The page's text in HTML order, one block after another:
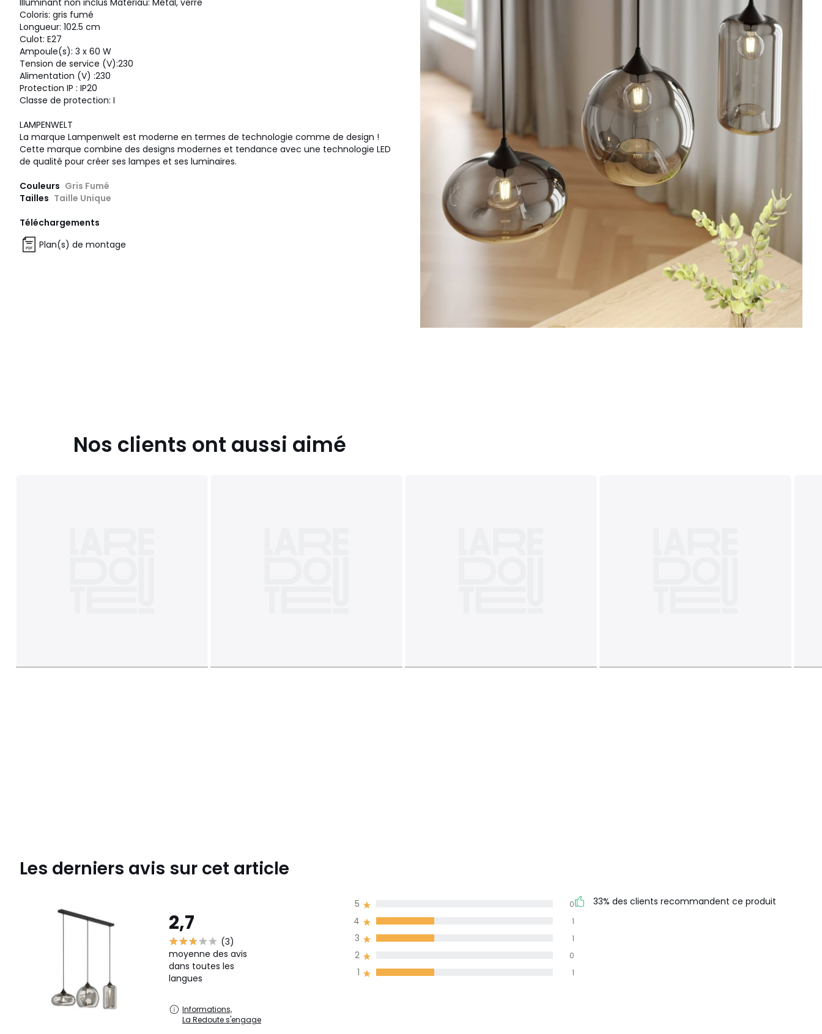
Illuminant non inclus Matériau: Métal, verre
Coloris: gris fumé
Longueur: 102.5 cm
Culot: E27
Ampoule(s): 3 x 60 W
Tension de service (V):230
Alimentation (V) :230
Protection IP : IP20
Classe de protection: I
LAMPENWELT
La marque Lampenwelt est moderne en termes de technologie comme de design !
Cette marque combine des designs modernes et tendance avec une technologie LED
de qualité pour créer ses lampes et ses luminaires.
Couleurs Gris Fumé
Tailles Taille Unique
Téléchargements
Plan(s) de montage
Nos clients ont aussi aimé
Les derniers avis sur cet article
2,7
(3)
moyenne des avis
dans toutes les
langues
Informations,
La Redoute s'engage
1 1
2 0
3 1
4 1
5 0 33% des clients recommandent ce produit